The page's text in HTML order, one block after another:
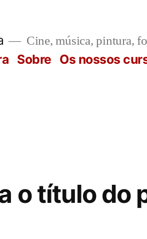
Cine, música, pintura,
Sobre Os nossos
o título do